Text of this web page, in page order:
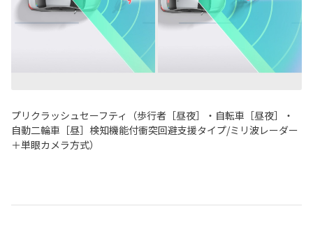
プリクラッシュセーフティ（歩行者［昼夜］・自転車［昼夜］・
自動二輪車［昼］検知機能付衝突回避支援タイプ/ミリ波レーダー
＋単眼カメラ方式）